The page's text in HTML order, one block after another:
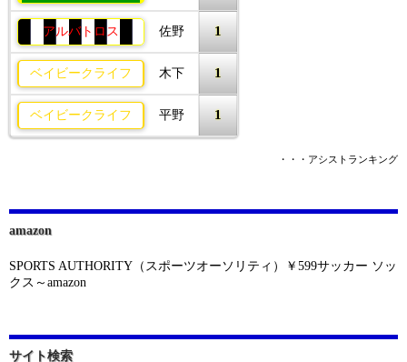
アルバトロス 佐野 1
ベイビークライフ 木下 1
ベイビークライフ 平野 1
・・・アシストランキング
amazon
SPORTS AUTHORITY（スポーツオーソリティ）￥599サッカー ソッ
クス～amazon
サイト検索